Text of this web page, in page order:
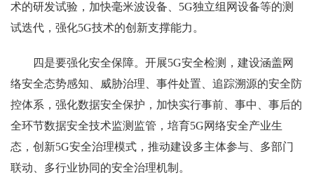
术的研发试验，加快毫米波设备、5G独立组网设备等的测
试迭代，强化5G技术的创新支撑能力。
四是要强化安全保障。开展5G安全检测，建设涵盖网
络安全态势感知、威胁治理、事件处置、追踪溯源的安全防
控体系，强化数据安全保护，加快实行事前、事中、事后的
全环节数据安全技术监测监管，培育5G网络安全产业生
态，创新5G安全治理模式，推动建设多主体参与、多部门
联动、多行业协同的安全治理机制。